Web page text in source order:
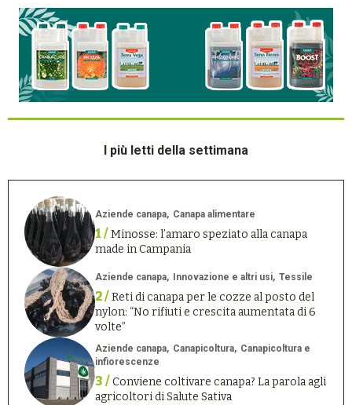
I più letti della settimana
Aziende canapa Canapa alimentare
1 /Minosse: l’amaro speziato alla canapa
made in Campania
Aziende canapa Innovazione e altri usi Tessile
2 /Reti di canapa per le cozze al posto del
nylon: “No rifiuti e crescita aumentata di 6
volte”
Aziende canapa Canapicoltura
Canapicoltura e
infiorescenze
3 /Conviene coltivare canapa? La parola agli
agricoltori di Salute Sativa